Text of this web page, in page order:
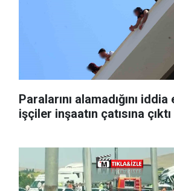
Paralarını alamadığını iddia
işçiler inşaatın çatısına çıktı